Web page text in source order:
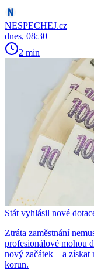
NESPECHEJ.cz
dnes, 08:30
2 min
Stát vyhlásil nové
Ztráta zaměstnání
profesionálové mohou
nový začátek – a
korun.